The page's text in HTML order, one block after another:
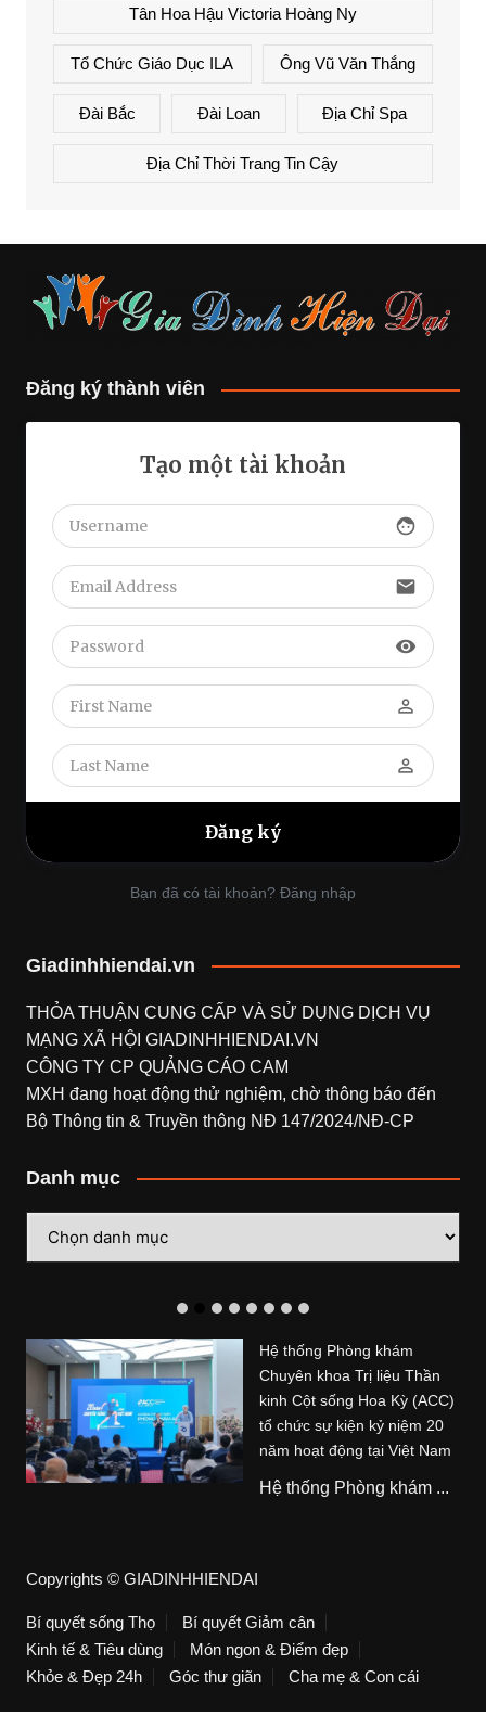
Tân Hoa Hậu Victoria Hoàng Ny
Tổ Chức Giáo Dục ILA Ông Vũ Văn Thắng
Đài Bắc Đài Loan Địa Chỉ Spa
Địa Chỉ Thời Trang Tin Cậy
Đăng ký thành viên
Tạo một tài khoản
face
email
visibility
perm_identity
perm_identity
Bạn đã có tài khoản? Đăng nhập
Giadinhhiendai.vn
THỎA THUẬN CUNG CẤP VÀ SỬ DỤNG DỊCH VỤ
MẠNG XÃ HỘI GIADINHHIENDAI.VN
CÔNG TY CP QUẢNG CÁO CAM
MXH đang hoạt động thử nghiệm, chờ thông báo đến
Bộ Thông tin & Truyền thông NĐ 147/2024/NĐ-CP
Danh mục
mục
Hệ thống Phòng khám
Chuyên khoa Trị liệu Thần
kinh Cột sống Hoa Kỳ (ACC)
tổ chức sự kiện kỷ niệm 20
năm hoạt động tại Việt Nam
Hệ thống Phòng khám ...
Copyrights © GIADINHHIENDAI
Bí quyết sống Thọ
Bí quyết Giảm cân
Kinh tế & Tiêu dùng
Món ngon & Điểm đẹp
Khỏe & Đẹp 24h
Góc thư giãn Cha mẹ & Con cái